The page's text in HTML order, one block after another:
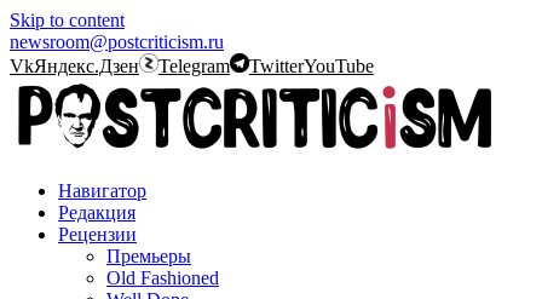
Skip to content
newsroom@postcriticism.ru
VkЯндекс.Дзен Telegram TwitterYouTube
Навигатор
Редакция
Рецензии
Премьеры
Old Fashioned